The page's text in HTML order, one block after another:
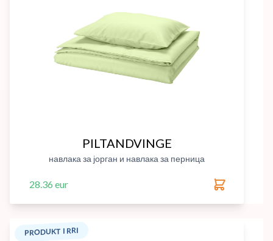
PILTANDVINGE
навлака за јорган и навлака за перница
28.36 eur
PRODUKT I RRI